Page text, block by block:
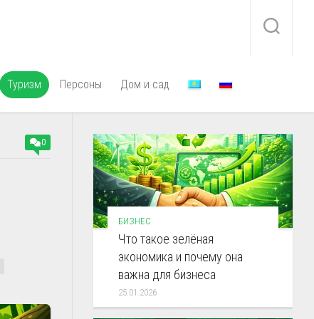
Туризм Персоны Дом и сад
0
БИЗНЕС
Что такое зелёная
экономика и почему она
важна для бизнеса
25.01.2026